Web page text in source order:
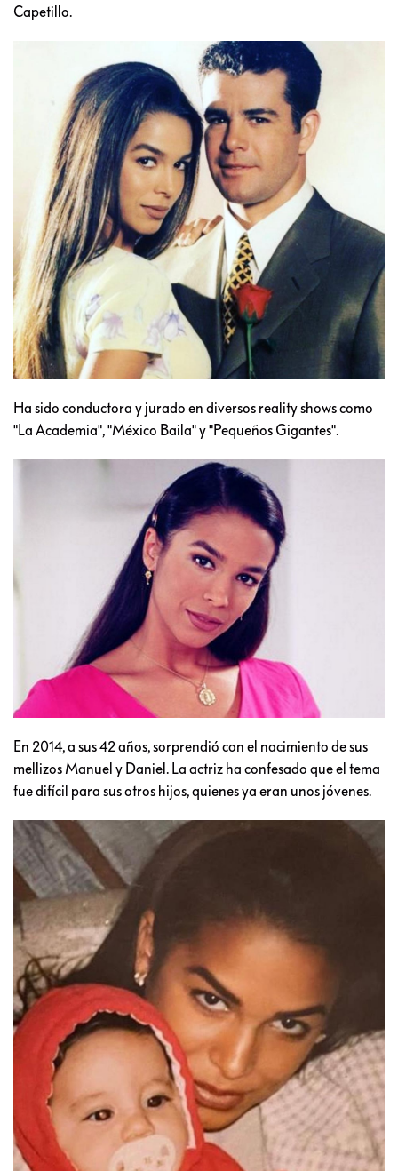
Capetillo.
Ha sido conductora y jurado en diversos reality shows como
"La Academia", "México Baila" y "Pequeños Gigantes".
En 2014, a sus 42 años, sorprendió con el nacimiento de sus
mellizos Manuel y Daniel. La actriz ha confesado que el tema
fue difícil para sus otros hijos, quienes ya eran unos jóvenes.